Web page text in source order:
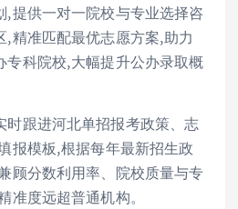
,提供一对一院校与专业选择咨
,精准匹配最优志愿方案,助力
专科院校,大幅提升公办录取概
时跟进河北单招报考政策、志
报模板,根据每年最新招生政
顾分数利用率、院校质量与专
准度远超普通机构。